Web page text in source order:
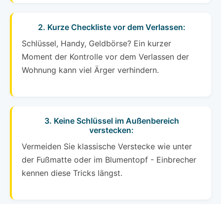
2. Kurze Checkliste vor dem Verlassen:
Schlüssel, Handy, Geldbörse? Ein kurzer
Moment der Kontrolle vor dem Verlassen der
Wohnung kann viel Ärger verhindern.
3. Keine Schlüssel im Außenbereich
verstecken:
Vermeiden Sie klassische Verstecke wie unter
der Fußmatte oder im Blumentopf - Einbrecher
kennen diese Tricks längst.